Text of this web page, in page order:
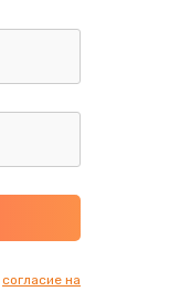
согласие на